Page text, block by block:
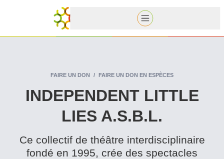
FAIRE UN DON FAIRE UN DON EN ESPÈCES
INDEPENDENT LITTLE
LIES A.S.B.L.
Ce collectif de théâtre inter­dis­ci­plinaire
fondé en 1995, crée des spectacles